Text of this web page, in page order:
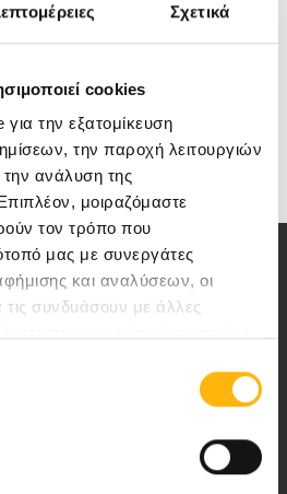
Σχετικά
cookies
την εξατομίκευση
την παροχή λειτουργιών
ανάλυση της
μοιραζόμαστε
τον τρόπο που
μας με συνεργάτες
και αναλύσεων, οι
τις συνδυάσουν με άλλες
παχέος εντέρου: Πρόληψη και
υψηλής